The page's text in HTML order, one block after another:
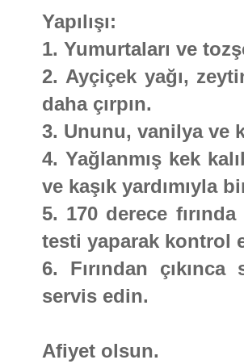
Yapılışı:
1. Yumurtaları ve
2. Ayçiçek yağı,
daha çırpın.
3. Ununu, vanilya ve
4. Yağlanmış kek
ve kaşık yardımıyla
5. 170 derece
testi yaparak kontrol
6. Fırından
servis edin.
Afiyet olsun.